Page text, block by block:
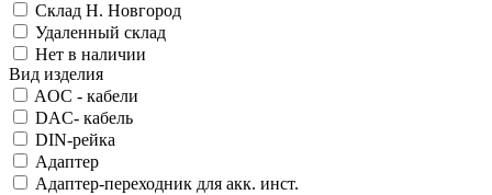
Склад Н. Новгород
Удаленный склад
Нет в наличии
Вид изделия
AOC - кабели
DAC- кабель
DIN-рейка
Адаптер
Адаптер-переходник для акк. инст.